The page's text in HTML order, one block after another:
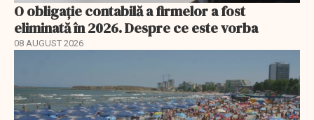
O obligație contabilă a firmelor a fost
eliminată în 2026. Despre ce este vorba
08 AUGUST 2026